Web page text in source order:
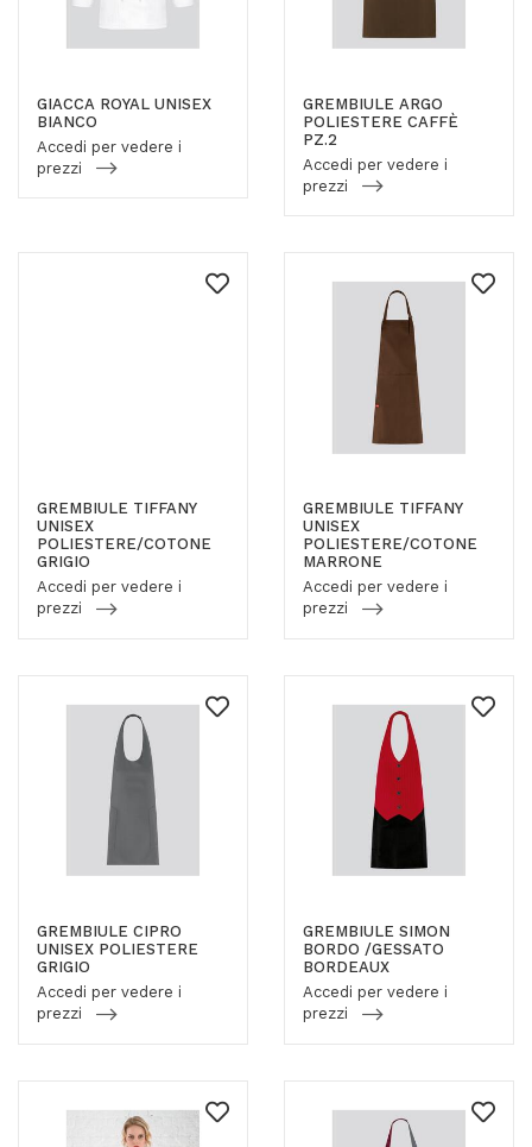
GIACCA ROYAL UNISEX
BIANCO
Accedi per vedere i
prezzi
GREMBIULE ARGO
POLIESTERE CAFFÈ
PZ.2
Accedi per vedere i
prezzi
GREMBIULE TIFFANY
UNISEX
POLIESTERE/COTONE
GRIGIO
Accedi per vedere i
prezzi
GREMBIULE TIFFANY
UNISEX
POLIESTERE/COTONE
MARRONE
Accedi per vedere i
prezzi
GREMBIULE CIPRO
UNISEX POLIESTERE
GRIGIO
Accedi per vedere i
prezzi
GREMBIULE SIMON
BORDO /GESSATO
BORDEAUX
Accedi per vedere i
prezzi